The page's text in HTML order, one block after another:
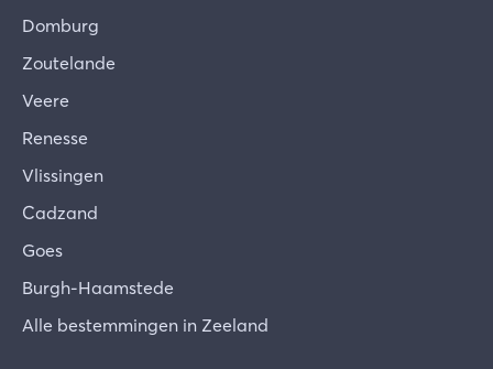
Domburg
Zoutelande
Veere
Renesse
Vlissingen
Cadzand
Goes
Burgh-Haamstede
Alle bestemmingen in Zeeland